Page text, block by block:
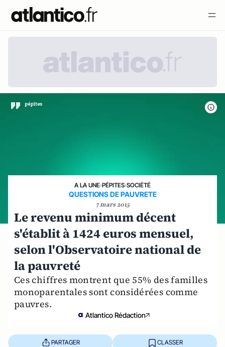
A LA UNE›PÉPITES›SOCIÉTÉ
QUESTIONS DE PAUVRETE
7 mars 2015
Le revenu minimum décent
s'établit à 1424 euros mensuel,
selon l'Observatoire national de
la pauvreté
Ces chiffres montrent que 55% des familles
monoparentales sont considérées comme
pauvres.
Atlantico Rédaction
PARTAGER CLASSER